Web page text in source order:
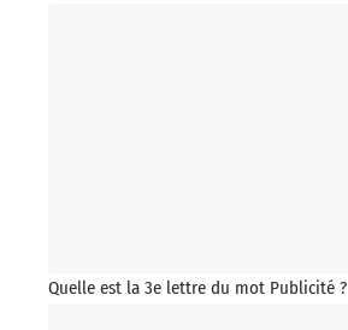
Quelle est la 3e lettre du mot Publicité ?